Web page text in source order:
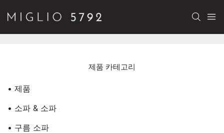
제품 카테고리
• 제품
• 소파 & 소파
• 구름 소파